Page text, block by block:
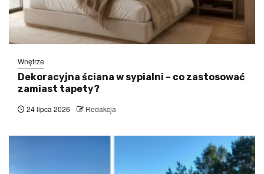
Wnętrze
Dekoracyjna ściana w sypialni – co zastosować
zamiast tapety?
24 lipca 2026 Redakcja